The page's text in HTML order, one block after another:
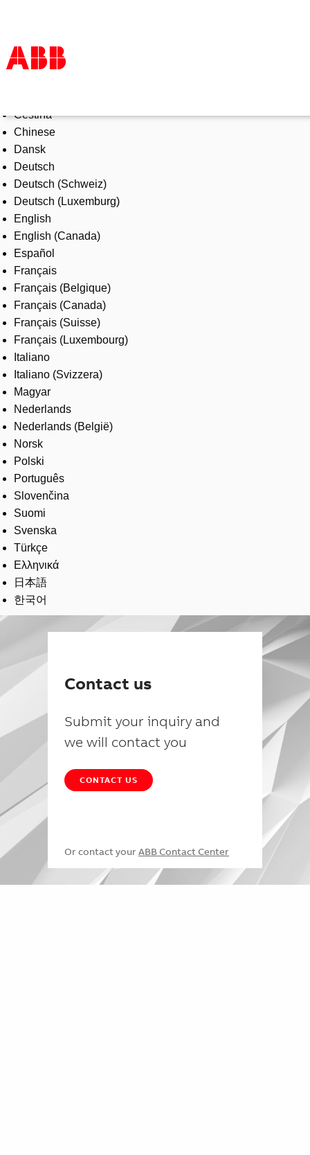
Products & Solutions
Industries
Services
About us
Where to buy
Contact us
Careers
Čeština
Chinese
Dansk
Deutsch
Deutsch (Schweiz)
Deutsch (Luxemburg)
English
English (Canada)
Español
Français
Français (Belgique)
Français (Canada)
Français (Suisse)
Français (Luxembourg)
Italiano
Italiano (Svizzera)
Magyar
Nederlands
Nederlands (België)
Norsk
Polski
Português
Slovenčina
Suomi
Svenska
Türkçe
Ελληνικά
日本語
한국어
Contact us
Submit your inquiry and
we will contact you
CONTACT US
Or contact your ABB Contact Center